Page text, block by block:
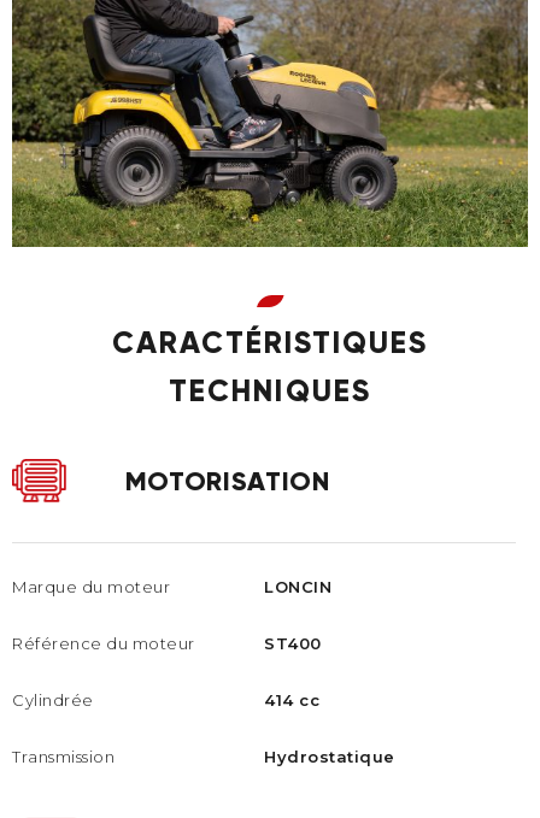
CARACTÉRISTIQUES
TECHNIQUES
MOTORISATION
Marque du moteur
Référence du moteur
Cylindrée
Transmission
LONCIN
ST400
414 cc
Hydrostatique